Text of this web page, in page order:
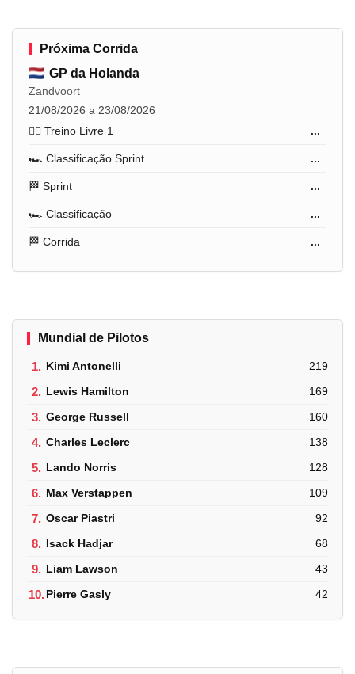
Próxima Corrida
GP da Holanda
Zandvoort
21/08/2026 a 23/08/2026
🏋️‍♂️ Treino Livre 1
...
🏎️ Classificação Sprint ...
🏁 Sprint ...
🏎️ Classificação ...
🏁 Corrida ...
Mundial de Pilotos
1. Kimi Antonelli 219
2. Lewis Hamilton 169
3. George Russell 160
4. Charles Leclerc 138
5. Lando Norris 128
6. Max Verstappen 109
7. Oscar Piastri 92
8. Isack Hadjar 68
9. Liam Lawson 43
10.Pierre Gasly 42